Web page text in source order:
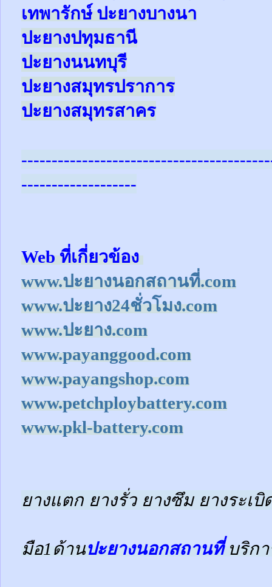
เทพารักษ์ปะยางบางนา
ปะยางปทุมธานี
ปะยางนนทบุรี
ปะยางสมุทรปราการ
ปะยางสมุทรสาคร
-------------------
Web ที่เกี่ยวข้อง
www.ปะยางนอกสถานที่.com
www.ปะยาง24ชั่วโมง.com
www.ปะยาง.com
www.payanggood.com
www.payangshop.com
www.petchploybattery.com
www.pkl-battery.com
ยางแตก ยางรั่ว ยางซึม ยางระเบิ
มือ1ด้านปะยางนอกสถานที่ บริก